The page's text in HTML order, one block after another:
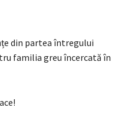
din partea întregului
familia greu încercată în